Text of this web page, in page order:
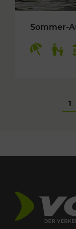
Sommer-
1